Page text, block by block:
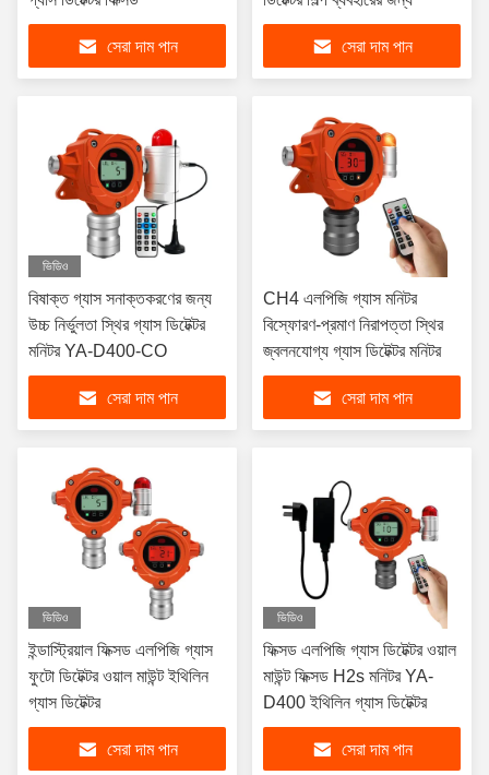
সেরা দাম পান সেরা দাম পান
ভিডিও
বিষাক্ত গ্যাস সনাক্তকরণের জন্য
উচ্চ নির্ভুলতা স্থির গ্যাস ডিটেক্টর
মনিটর YA-D400-CO
সেরা দাম পান
CH4 এলপিজি গ্যাস মনিটর
বিস্ফোরণ-প্রমাণ নিরাপত্তা স্থির
জ্বলনযোগ্য গ্যাস ডিটেক্টর মনিটর
সেরা দাম পান
ভিডিও
ইন্ডাস্ট্রিয়াল ফিক্সড এলপিজি গ্যাস
ফুটো ডিটেক্টর ওয়াল মাউন্ট ইথিলিন
গ্যাস ডিটেক্টর
সেরা দাম পান
ভিডিও
ফিক্সড এলপিজি গ্যাস ডিটেক্টর ওয়াল
মাউন্ট ফিক্সড H2s মনিটর YA-
D400 ইথিলিন গ্যাস ডিটেক্টর
সেরা দাম পান